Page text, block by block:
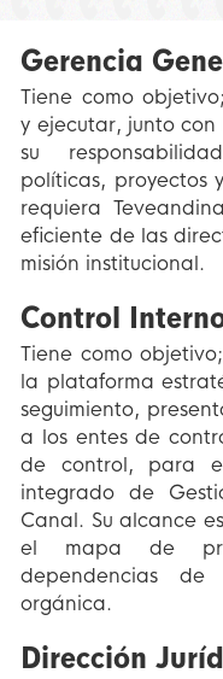
Gerencia
Tiene como
y ejecutar, junto
su
políticas, proyectos
requiera
eficiente de las
misión institucional.
Control
Tiene como
la plataforma
seguimiento,
a los entes de
de control, para
integrado de
Canal. Su alcance
el mapa de
dependencias
orgánica.
Dirección